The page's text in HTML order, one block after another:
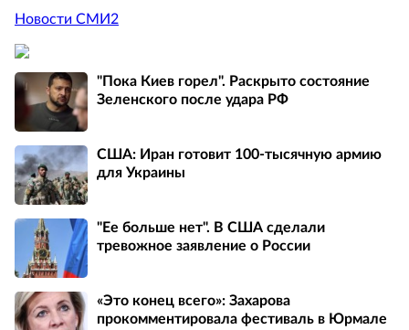
Новости СМИ2
"Пока Киев горел". Раскрыто состояние
Зеленского после удара РФ
США: Иран готовит 100-тысячную армию
для Украины
"Ее больше нет". В США сделали
тревожное заявление о России
«Это конец всего»: Захарова
прокомментировала фестиваль в Юрмале